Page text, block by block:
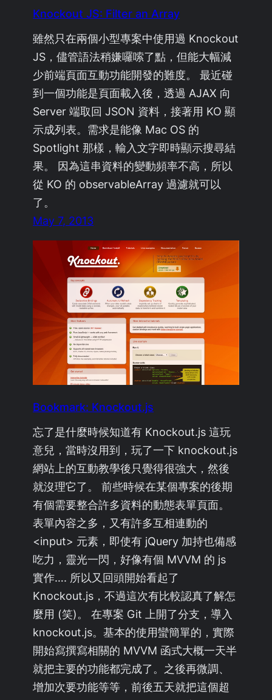
Knockout JS: Filter an Array
雖然只在兩個小型專案中使用過 Knockout
JS，儘管語法稍嫌囉嗦了點，但能大幅減
少前端頁面互動功能開發的難度。 最近碰
到一個功能是頁面載入後，透過 AJAX 向
Server 端取回 JSON 資料，接著用 KO 顯
示成列表。需求是能像 Mac OS 的
Spotlight 那樣，輸入文字即時顯示搜尋結
果。 因為這串資料的變動頻率不高，所以
從 KO 的 observableArray 過濾就可以
了。
May 7, 2013
Bookmark: Knockout.js
忘了是什麼時候知道有 Knockout.js 這玩
意兒，當時沒用到，玩了一下 knockout.js
網站上的互動教學後只覺得很強大，然後
就沒理它了。 前些時候在某個專案的後期
有個需要整合許多資料的動態表單頁面。
表單內容之多，又有許多互相連動的
<input> 元素，即使有 jQuery 加持也備感
吃力，靈光一閃，好像有個 MVVM 的 js
實作…. 所以又回頭開始看起了
Knockout.js，不過這次有比較認真了解怎
麼用 (笑)。 在專案 Git 上開了分支，導入
knockout.js。基本的使用蠻簡單的，實際
開始寫撰寫相關的 MVVM 函式大概一天半
就把主要的功能都完成了。之後再微調、
增加次要功能等等，前後五天就把這個超